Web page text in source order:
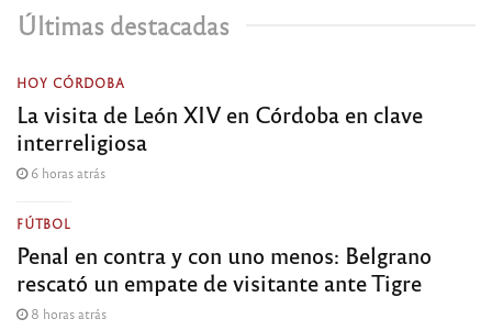
Últimas destacadas
HOY CÓRDOBA
La visita de León XIV en Córdoba en clave
interreligiosa
6 horas atrás
FÚTBOL
Penal en contra y con uno menos: Belgrano
rescató un empate de visitante ante Tigre
8 horas atrás